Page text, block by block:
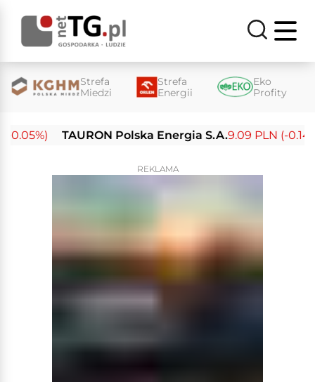
Strefa
Miedzi
Strefa
Energii
Eko
Profity
TAURON Polska Energia S.A.9.09 PLN (-0.14%)
REKLAMA